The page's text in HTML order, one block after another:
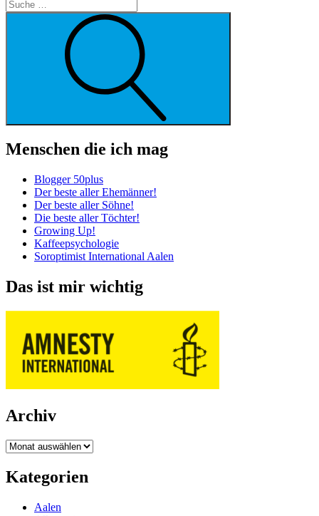
Menschen die ich mag
Blogger 50plus
Der beste aller Ehemänner!
Der beste aller Söhne!
Die beste aller Töchter!
Growing Up!
Kaffeepsychologie
Soroptimist International Aalen
Das ist mir wichtig
Archiv
Archiv
Kategorien
Aalen